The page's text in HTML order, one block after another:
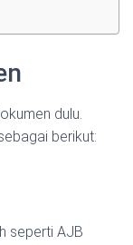
dulu.
berikut:
seperti AJB